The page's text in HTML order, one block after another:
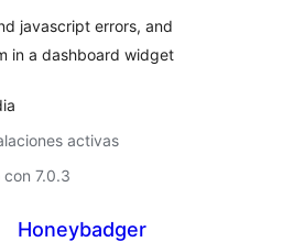
javascript errors, and
in a dashboard widget
activas
7.0.3
Honeybadger